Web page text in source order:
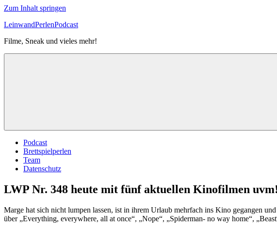
Zum Inhalt springen
LeinwandPerlenPodcast
Filme, Sneak und vieles mehr!
Podcast
Brettspielperlen
Team
Datenschutz
LWP Nr. 348 heute mit fünf aktuellen Kinofilmen uvm!
Marge hat sich nicht lumpen lassen, ist in ihrem Urlaub mehrfach ins Kino gegangen
über „Everything, everywhere, all at once“, „Nope“, „Spiderman- no way home“,